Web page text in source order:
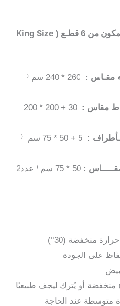
طقم لحاف صيفي مجوز مكون من 6 قطـع ( King Size
مقـاس :
260 * 240 سم ⁽
مقاس :
30 + 200 * 200
:
5 + 50 * 75 سم ⁽
:
50 * 75 سم ⁽ عدد2
منخفضة (30°)
على الجودة
أو يُترك ليجف طبيعيًا
متوسطة عند الحاجة